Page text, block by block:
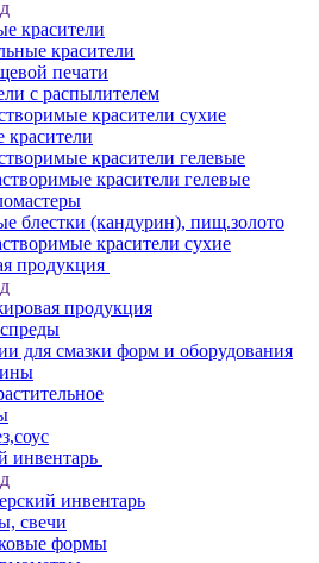
красители
красители
печати
с распылителем
красители сухие
красители
красители гелевые
красители гелевые
блестки (кандурин), пищ.золото
красители сухие
продукция
продукция
для смазки форм и оборудования
инвентарь
инвентарь
свечи
формы